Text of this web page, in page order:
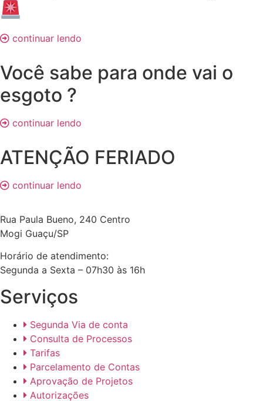
continuar lendo
Você sabe para onde vai o
esgoto ?
continuar lendo
ATENÇÃO FERIADO
continuar lendo
Rua Paula Bueno, 240 Centro
Mogi Guaçu/SP
Horário de atendimento:
Segunda a Sexta – 07h30 às 16h
Serviços
Segunda Via de conta
Consulta de Processos
Tarifas
Parcelamento de Contas
Aprovação de Projetos
Autorizações